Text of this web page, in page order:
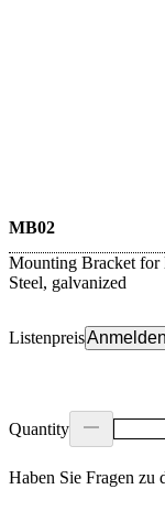
MB02
Mounting Bracket for
Steel, galvanized
ListenpreisAnmelden
Quantity
Haben Sie Fragen zu